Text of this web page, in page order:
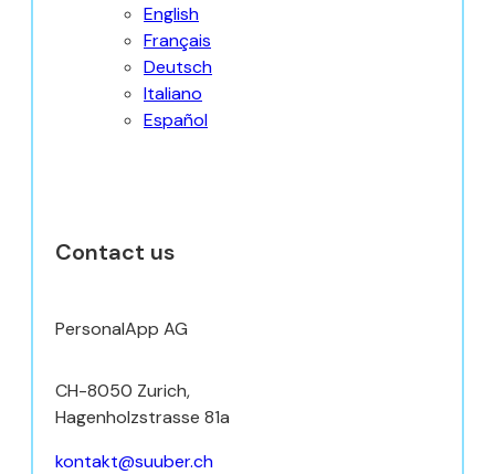
English
Français
Deutsch
Italiano
Español
Contact us
PersonalApp AG
CH-8050 Zurich,
Hagenholzstrasse 81a
kontakt@suuber.ch